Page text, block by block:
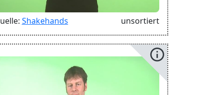
Shakehands unsortiert
info